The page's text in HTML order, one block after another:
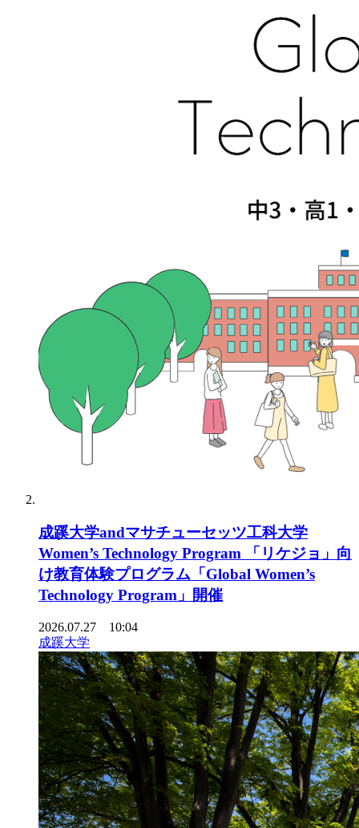
成蹊大学andマサチューセッツ工科大学
Women’s Technology Program 「リケジョ」向
け教育体験プログラム「Global Women’s
Technology Program」開催
2026.07.27 10:04
成蹊大学